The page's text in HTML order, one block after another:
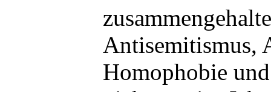
Antisemitismus,
Homophobie